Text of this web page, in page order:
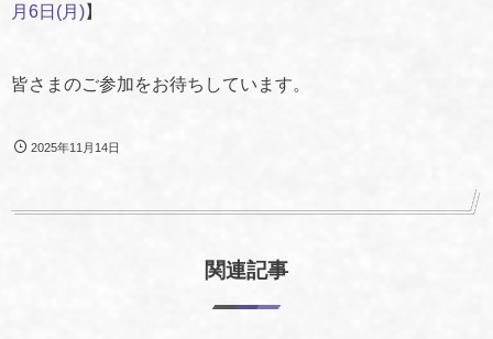
月6日(月)】
皆さまのご参加をお待ちしています。
2025年11月14日
関連記事